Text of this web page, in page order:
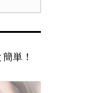
単！